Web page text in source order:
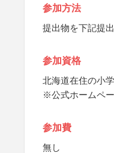
参加方法
提出物を下記提
参加資格
北海道在住の小
※公式ホームペ
参加費
無し